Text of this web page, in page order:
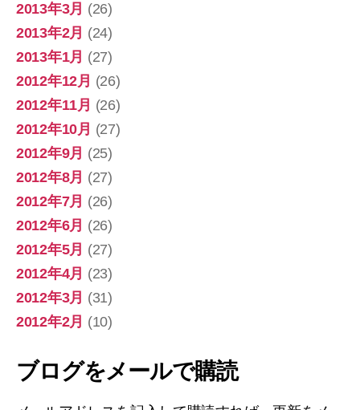
2013年3月 (26)
2013年2月 (24)
2013年1月 (27)
2012年12月 (26)
2012年11月 (26)
2012年10月 (27)
2012年9月 (25)
2012年8月 (27)
2012年7月 (26)
2012年6月 (26)
2012年5月 (27)
2012年4月 (23)
2012年3月 (31)
2012年2月 (10)
ブログをメールで購読